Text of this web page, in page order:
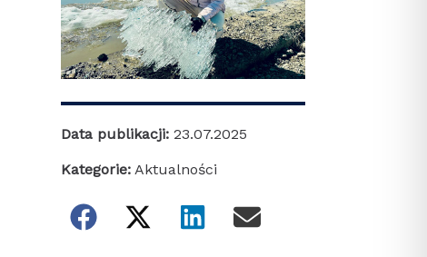
Data publikacji: 23.07.2025
Kategorie: Aktualności